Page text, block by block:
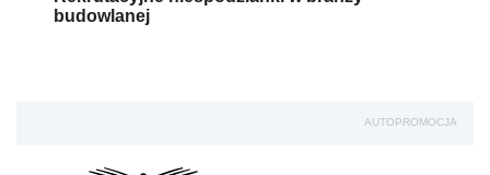
budowlanej
AUTOPROMOCJA